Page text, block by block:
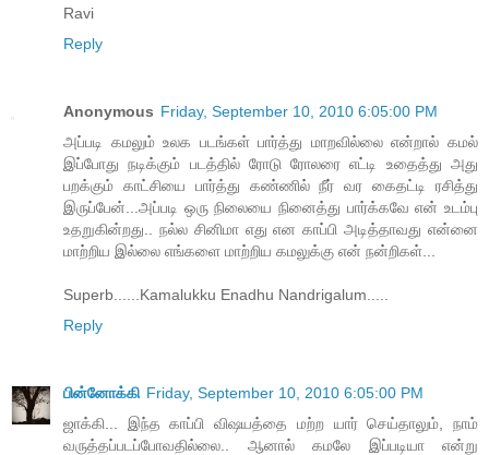
Ravi
Reply
Anonymous Friday, September 10, 2010 6:05:00 PM
அப்படி கமலும் உலக படங்கள் பார்த்து மாறவில்லை என்றால் கமல்
இப்போது நடிக்கும் படத்தில் ரோடு ரோலரை எட்டி உதைத்து அது
பறக்கும் காட்சியை பார்த்து கண்ணில் நீர் வர கைதட்டி ரசித்து
இருப்பேன்...அப்படி ஒரு நிலையை நினைத்து பார்க்கவே என் உடம்பு
உதறுகின்றது.. நல்ல சினிமா எது என காப்பி அடித்தாவது என்னை
மாற்றிய இல்லை எங்களை மாற்றிய கமலுக்கு என் நன்றிகள்...
Superb......Kamalukku Enadhu Nandrigalum.....
Reply
பின்னோக்கி Friday, September 10, 2010 6:05:00 PM
ஜாக்கி... இந்த காப்பி விஷயத்தை மற்ற யார் செய்தாலும், நாம்
வருத்தப்படப்போவதில்லை.. ஆனால் கமலே இப்படியா என்று